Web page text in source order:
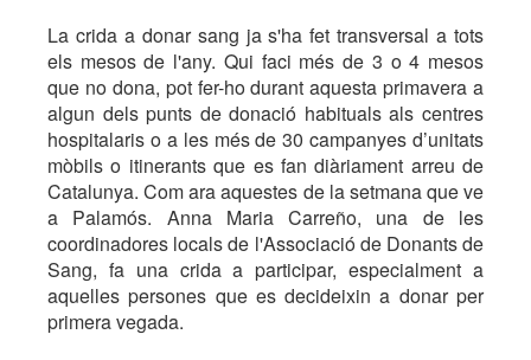
La crida a donar sang ja s'ha fet transversal a tots
els mesos de l'any. Qui faci més de 3 o 4 mesos
que no dona, pot fer-ho durant aquesta primavera a
algun dels punts de donació habituals als centres
hospitalaris o a les més de 30 campanyes d’unitats
mòbils o itinerants que es fan diàriament arreu de
Catalunya. Com ara aquestes de la setmana que ve
a Palamós. Anna Maria Carreño, una de les
coordinadores locals de l'Associació de Donants de
Sang, fa una crida a participar, especialment a
aquelles persones que es decideixin a donar per
primera vegada.